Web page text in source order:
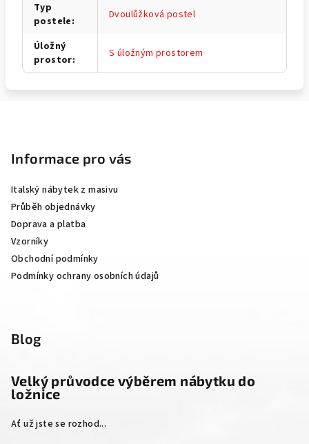
Typ
postele: Dvoulůžková postel
Úložný
prostor: S úložným prostorem
Informace pro vás
Italský nábytek z masivu
Průběh objednávky
Doprava a platba
Vzorníky
Obchodní podmínky
Podmínky ochrany osobních údajů
Blog
Velký průvodce výběrem nábytku do
ložnice
Ať už jste se rozhod...